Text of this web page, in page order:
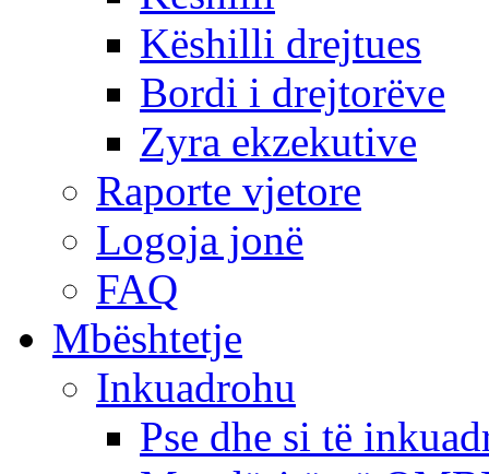
Këshilli drejtues
Bordi i drejtorëve
Zyra ekzekutive
Raporte vjetore
Logoja jonë
FAQ
Mbështetje
Inkuadrohu
Pse dhe si të